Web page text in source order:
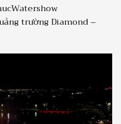
trường Diamond –